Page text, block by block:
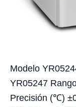
Modelo
YR05247
Precisión (℃)